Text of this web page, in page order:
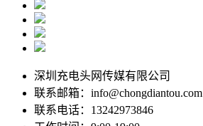
深圳充电头网传媒有限公司
联系邮箱：info@chongdiantou.com
联系电话：13242973846